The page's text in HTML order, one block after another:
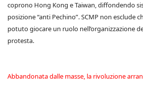
coprono Hong Kong e Taiwan, diffondendo
posizione “anti Pechino”. SCMP non esclude
potuto giocare un ruolo nell’organizzazione
protesta.
Abbandonata dalle masse, la rivoluzione